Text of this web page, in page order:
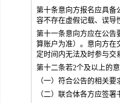
第十条意向方报名应具备
容不存在虚假记载、误导
第十一条意向方应在公告
算账户为准）。意向方在
定时间内无法及时参与交
第十二条若2个及以上的
（一）符合公告的相关要
（二）联合体各方应签